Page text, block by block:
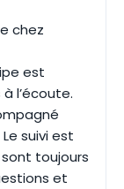
chez
est
l’écoute.
suivi est
toujours
et